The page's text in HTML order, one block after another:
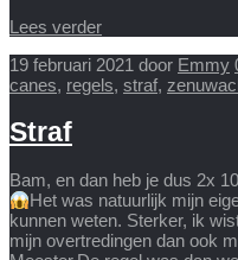
Lees verder
19 februari 2021 door Emmy
canes, regels, straf,
Straf
Bam, en dan heb je dus 2x
Het was natuurlijk mijn
kunnen weten. Sterker, ik
mijn overtredingen dan ook